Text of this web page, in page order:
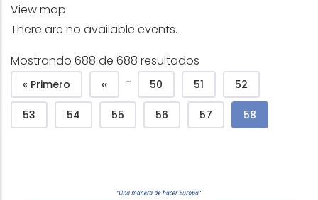
View map
There are no available events.
Mostrando 688 de 688 resultados
Pagination
First page
« Primero Previous page
‹‹ … Page
50 Page
51 Page
52
Page
53 Page
54 Page
55 Page
56 Page
57 Current page
58